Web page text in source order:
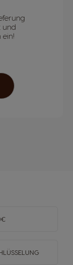
und
ein!